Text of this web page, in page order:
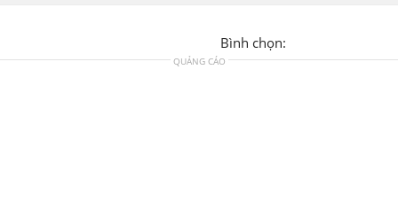
Bình chọn:
QUẢNG CÁO